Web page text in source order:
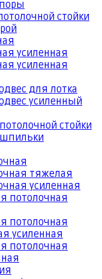
стойки
усиленная
усиленная
для лотка
усиленный
стойки
шпильки
тяжелая
усиленная
потолочная
потолочная
усиленная
потолочная